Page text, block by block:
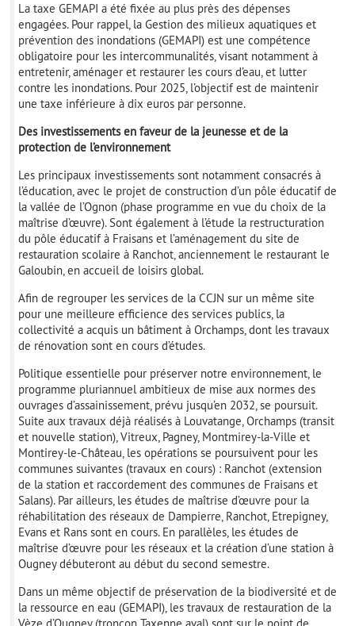
La taxe GEMAPI a été fixée au plus près des dépenses
engagées. Pour rappel, la Gestion des milieux aquatiques et
prévention des inondations (GEMAPI) est une compétence
obligatoire pour les intercommunalités, visant notamment à
entretenir, aménager et restaurer les cours d’eau, et lutter
contre les inondations. Pour 2025, l’objectif est de maintenir
une taxe inférieure à dix euros par personne.
Des investissements en faveur de la jeunesse et de la
protection de l’environnement
Les principaux investissements sont notamment consacrés à
l’éducation, avec le projet de construction d’un pôle éducatif de
la vallée de l’Ognon (phase programme en vue du choix de la
maîtrise d’œuvre). Sont également à l’étude la restructuration
du pôle éducatif à Fraisans et l’aménagement du site de
restauration scolaire à Ranchot, anciennement le restaurant le
Galoubin, en accueil de loisirs global.
Afin de regrouper les services de la CCJN sur un même site
pour une meilleure efficience des services publics, la
collectivité a acquis un bâtiment à Orchamps, dont les travaux
de rénovation sont en cours d’études.
Politique essentielle pour préserver notre environnement, le
programme pluriannuel ambitieux de mise aux normes des
ouvrages d’assainissement, prévu jusqu’en 2032, se poursuit.
Suite aux travaux déjà réalisés à Louvatange, Orchamps (transit
et nouvelle station), Vitreux, Pagney, Montmirey-la-Ville et
Montirey-le-Château, les opérations se poursuivent pour les
communes suivantes (travaux en cours) : Ranchot (extension
de la station et raccordement des communes de Fraisans et
Salans). Par ailleurs, les études de maîtrise d’œuvre pour la
réhabilitation des réseaux de Dampierre, Ranchot, Etrepigney,
Evans et Rans sont en cours. En parallèles, les études de
maîtrise d’œuvre pour les réseaux et la création d’une station à
Ougney débuteront au début du second semestre.
Dans un même objectif de préservation de la biodiversité et de
la ressource en eau (GEMAPI), les travaux de restauration de la